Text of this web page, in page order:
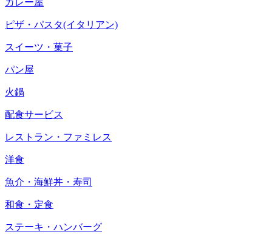
ピザ・パスタ(イタリアン)
スイーツ・菓子
パン屋
火鍋
配食サービス
レストラン・ファミレス
洋食
魚介・海鮮丼・寿司
和食・定食
ステーキ・ハンバーグ